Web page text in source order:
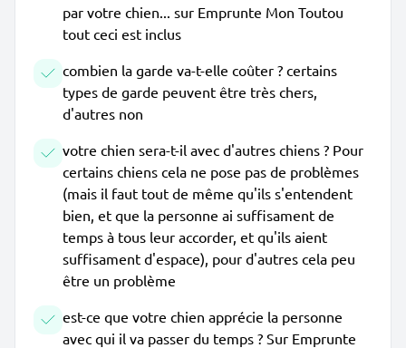
par votre chien... sur Emprunte Mon Toutou
tout ceci est inclus
combien la garde va-t-elle coûter ? certains
types de garde peuvent être très chers,
d'autres non
votre chien sera-t-il avec d'autres chiens ? Pour
certains chiens cela ne pose pas de problèmes
(mais il faut tout de même qu'ils s'entendent
bien, et que la personne ai suffisament de
temps à tous leur accorder, et qu'ils aient
suffisament d'espace), pour d'autres cela peu
être un problème
est-ce que votre chien apprécie la personne
avec qui il va passer du temps ? Sur Emprunte